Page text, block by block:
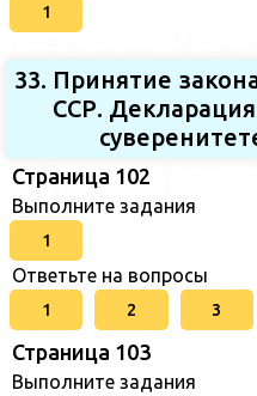
1
33. Принятие
ССР.
Страница 102
Выполните задания
1
Ответьте на вопросы
1 2 3
Страница 103
Выполните задания